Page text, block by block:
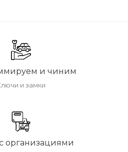
и чиним
и замки
организациями